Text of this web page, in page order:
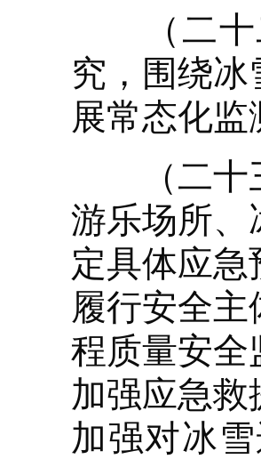
（二十二
究，围绕
展常态化
（二十三
游乐场所、
定具体应
履行安全
程质量安全
加强应急
加强对冰